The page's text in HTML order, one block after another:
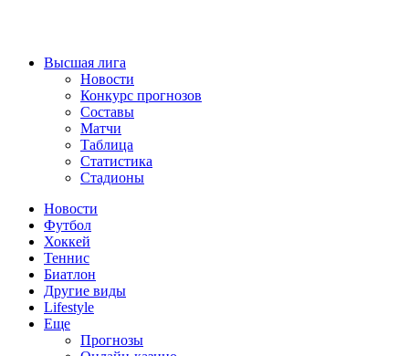
Высшая лига
Новости
Конкурс прогнозов
Составы
Матчи
Таблица
Статистика
Стадионы
Новости
Футбол
Хоккей
Теннис
Биатлон
Другие виды
Lifestyle
Еще
Прогнозы